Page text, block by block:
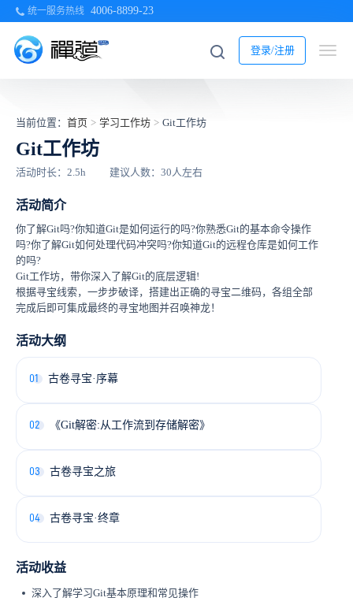
统一服务热线 4006-8899-23
登录/注册
当前位置： 首页 > 学习工作坊 > Git工作坊
Git工作坊
活动时长：2.5h 建议人数：30人左右
活动简介
你了解Git吗?你知道Git是如何运行的吗?你熟悉Git的基本命令操作
吗?你了解Git如何处理代码冲突吗?你知道Git的远程仓库是如何工作
的吗?
Git工作坊，带你深入了解Git的底层逻辑!
根据寻宝线索，一步步破译，搭建出正确的寻宝二维码，各组全部
完成后即可集成最终的寻宝地图并召唤神龙！
活动大纲
01 古卷寻宝·序幕
02 《Git解密:从工作流到存储解密》
03 古卷寻宝之旅
04 古卷寻宝·终章
活动收益
深入了解学习Git基本原理和常见操作